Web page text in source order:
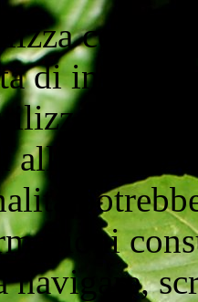
di
di
all'utilizzo
navigare,